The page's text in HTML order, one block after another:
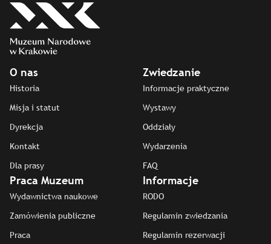
O nas
Historia
Misja i statut
Dyrekcja
Kontakt
Dla prasy
Zwiedzanie
Informacje praktyczne
Wystawy
Oddziały
Wydarzenia
FAQ
Praca Muzeum
Wydawnictwa naukowe
Zamówienia publiczne
Praca
Informacje
RODO
Regulamin zwiedzania
Regulamin rezerwacji